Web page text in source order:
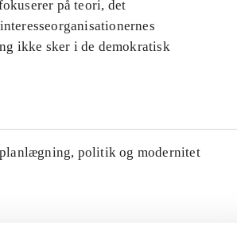
på teori, det
ikke sker i de demokratisk
planlægning, politik og modernitet